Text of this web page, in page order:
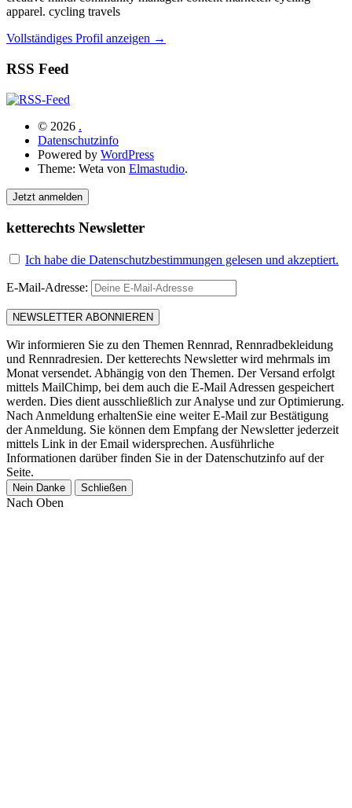
apparel. cycling travels
Vollständiges Profil anzeigen →
RSS Feed
© 2026 .
Datenschutzinfo
Powered by WordPress
Theme: Weta von Elmastudio.
Jetzt anmelden
ketterechts Newsletter
Ich habe die Datenschutzbestimmungen gelesen und akzeptiert.
E-Mail-Adresse:
Wir informieren Sie zu den Themen Rennrad, Rennradbekleidung
und Rennradresien. Der ketterechts Newsletter wird mehrmals im
Monat versendet. Abhängig von den Themen. Der Versand erfolgt
mittels MailChimp, bei dem auch die E-Mail Adressen gespeichert
werden. Dies dient ausschließlich zur Analyse und zur Optimierung.
Nach Anmeldung erhaltenSie eine weiter E-Mail zur Bestätigung
der Anmeldung. Sie können dem Empfang der Newsletter jederzeit
mittels Link in der Email widersprechen. Ausführliche
Informationen darüber finden Sie in der Datenschutzinfo auf der
Seite.
Nein Danke Schließen
Nach Oben